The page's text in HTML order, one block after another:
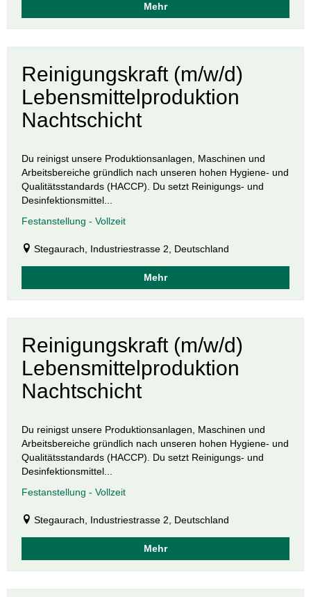
Mehr
Reinigungskraft (m/w/d)
Lebensmittelproduktion
Nachtschicht
Du reinigst unsere Produktionsanlagen, Maschinen und
Arbeitsbereiche gründlich nach unseren hohen Hygiene- und
Qualitätsstandards (HACCP). Du setzt Reinigungs- und
Desinfektionsmittel...
Festanstellung - Vollzeit
Stegaurach, Industriestrasse 2, Deutschland
Mehr
Reinigungskraft (m/w/d)
Lebensmittelproduktion
Nachtschicht
Du reinigst unsere Produktionsanlagen, Maschinen und
Arbeitsbereiche gründlich nach unseren hohen Hygiene- und
Qualitätsstandards (HACCP). Du setzt Reinigungs- und
Desinfektionsmittel...
Festanstellung - Vollzeit
Stegaurach, Industriestrasse 2, Deutschland
Mehr